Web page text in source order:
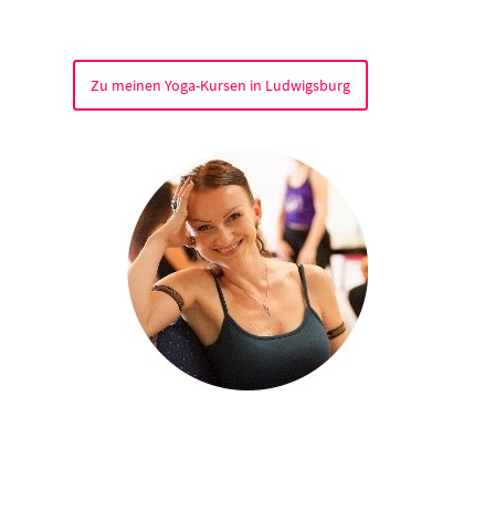
Zu meinen Yoga-Kursen in Ludwigsburg